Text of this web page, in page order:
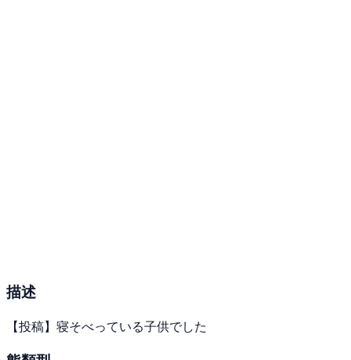
描述
【投稿】寝そべっている子供でした